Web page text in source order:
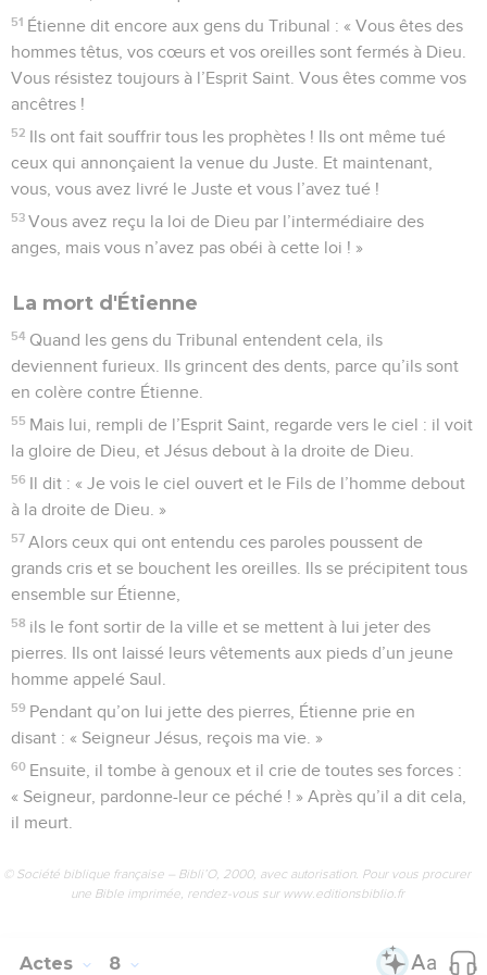
51 Étienne dit encore aux gens du Tribunal : « Vous êtes des
hommes têtus, vos cœurs et vos oreilles sont fermés à Dieu.
Vous résistez toujours à l’Esprit Saint. Vous êtes comme vos
ancêtres !
52 Ils ont fait souffrir tous les prophètes ! Ils ont même tué
ceux qui annonçaient la venue du Juste. Et maintenant,
vous, vous avez livré le Juste et vous l’avez tué !
53 Vous avez reçu la loi de Dieu par l’intermédiaire des
anges, mais vous n’avez pas obéi à cette loi ! »
La mort d'Étienne
54 Quand les gens du Tribunal entendent cela, ils
deviennent furieux. Ils grincent des dents, parce qu’ils sont
en colère contre Étienne.
55 Mais lui, rempli de l’Esprit Saint, regarde vers le ciel : il voit
la gloire de Dieu, et Jésus debout à la droite de Dieu.
56 Il dit : « Je vois le ciel ouvert et le Fils de l’homme debout
à la droite de Dieu. »
57 Alors ceux qui ont entendu ces paroles poussent de
grands cris et se bouchent les oreilles. Ils se précipitent tous
ensemble sur Étienne,
58 ils le font sortir de la ville et se mettent à lui jeter des
pierres. Ils ont laissé leurs vêtements aux pieds d’un jeune
homme appelé Saul.
59 Pendant qu’on lui jette des pierres, Étienne prie en
disant : « Seigneur Jésus, reçois ma vie. »
60 Ensuite, il tombe à genoux et il crie de toutes ses forces :
« Seigneur, pardonne-leur ce péché ! » Après qu’il a dit cela,
il meurt.
© Société biblique française – Bibli’O, 2000, avec autorisation. Pour vous procurer
une Bible imprimée, rendez-vous sur www.editionsbiblio.fr
Actes 8